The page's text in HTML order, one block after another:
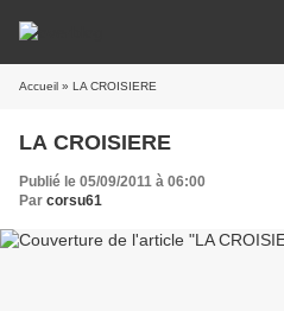
Accueil » LA CROISIERE
LA CROISIERE
Publié le 05/09/2011 à 06:00
Par corsu61